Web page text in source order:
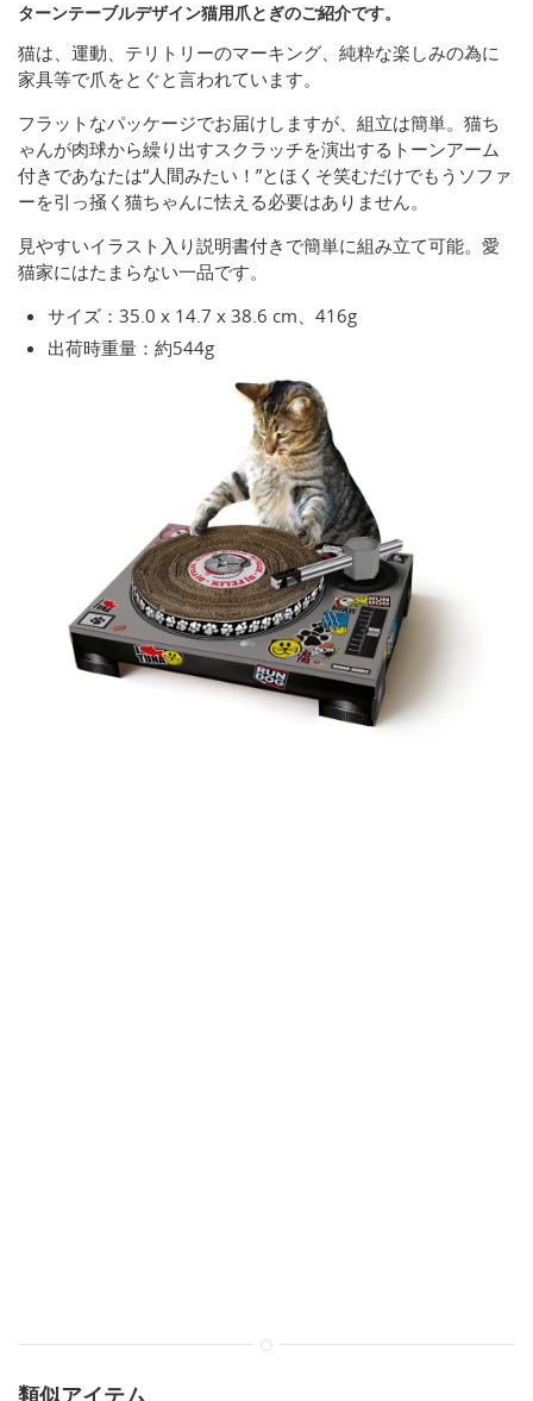
ターンテーブルデザイン猫用爪とぎのご紹介です。
猫は、運動、テリトリーのマーキング、純粋な楽しみの為に
家具等で爪をとぐと言われています。
フラットなパッケージでお届けしますが、組立は簡単。猫ち
ゃんが肉球から繰り出すスクラッチを演出するトーンアーム
付きであなたは“人間みたい！”とほくそ笑むだけでもうソファ
ーを引っ掻く猫ちゃんに怯える必要はありません。
見やすいイラスト入り説明書付きで簡単に組み立て可能。愛
猫家にはたまらない一品です。
サイズ：35.0 x 14.7 x 38.6 cm、416g
出荷時重量：約544g